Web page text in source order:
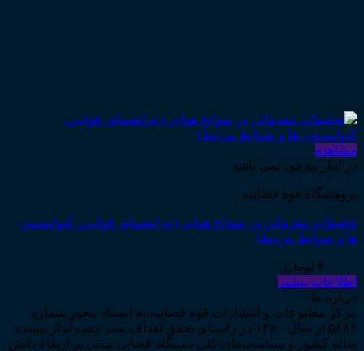
مشاهده
در انبار موجود نمی باشد
پژوهشگاه قوه قضاییه
تحقیقات مقدماتی در سوانح هوایی (به انضمام، قوانین، کنوانسیون
ها و ضوابط مرتبط)
۲۰,۰۰۰ تومان
اطلاعات بیشتر
درباره ما
مرکز مطبوعات و انتشارات قوه قضاییه به استناد مجوز شماره
۵۸۸۴ از سال ۱۳۸۰ در راستای تحقق اهداف سند چشم‌انداز بیست
ساله کشور و سیاست‌های کلی دستگاه قضایی مبنی بر ارتقاء دانش